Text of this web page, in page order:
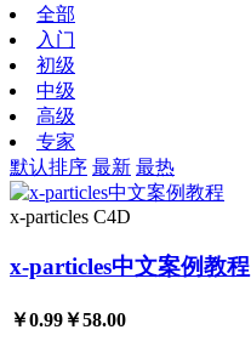
全部
入门
初级
中级
高级
专家
默认排序 最新 最热
x-particles C4D
x-particles中文案例教程
￥0.99￥58.00